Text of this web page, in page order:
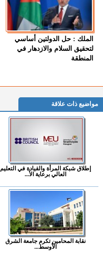
الملك : حل الدولتين أساسي
لتحقيق السلام والازدهار في
المنطقة
مواضيع ذات علاقة
إطلاق شبكة المرأة والقيادة في التعليم
العالي برعاية الأ...
نقابة المحامين تكرم جامعة الشرق
الأوسط...